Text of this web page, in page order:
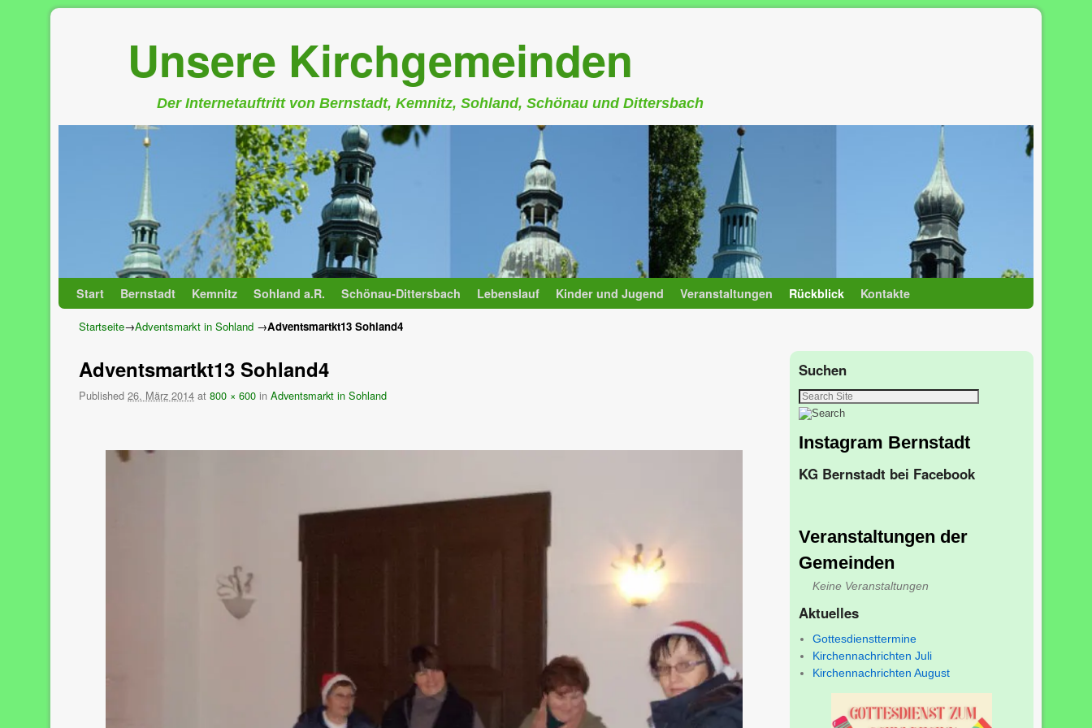
Unsere Kirchgemeinden
Der Internetauftritt von Bernstadt, Kemnitz, Sohland, Schönau und Dittersbach
Start Bernstadt Kemnitz Sohland a.R. Schönau-Dittersbach Lebenslauf Kinder und Jugend Veranstaltungen Rückblick Kontakte
Startseite→Adventsmarkt in Sohland →Adventsmartkt13 Sohland4
Adventsmartkt13 Sohland4
Published 26. März 2014 at 800 × 600 in Adventsmarkt in Sohland
Suchen
Instagram Bernstadt
KG Bernstadt bei Facebook
Veranstaltungen der
Gemeinden
Keine Veranstaltungen
Aktuelles
Gottesdiensttermine
Kirchennachrichten Juli
Kirchennachrichten August